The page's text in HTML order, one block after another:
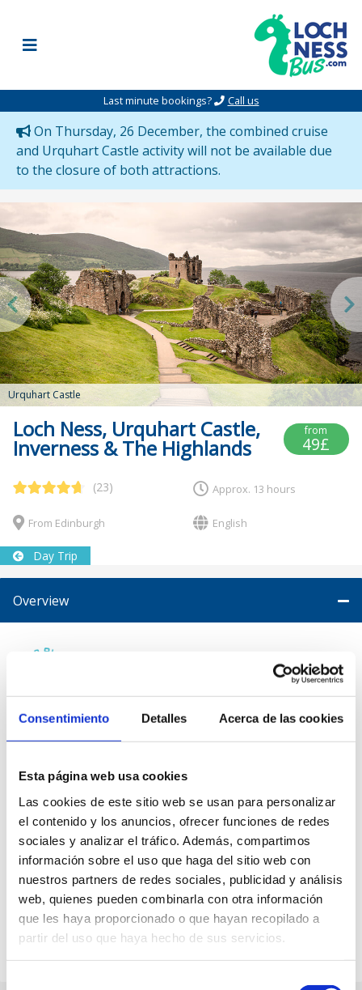
Consentimiento Detalles Acerca de las cookies
Esta página web usa cookies
Las cookies de este sitio web se usan para personalizar
el contenido y los anuncios, ofrecer funciones de redes
sociales y analizar el tráfico. Además, compartimos
información sobre el uso que haga del sitio web con
nuestros partners de redes sociales, publicidad y análisis
web, quienes pueden combinarla con otra información
que les haya proporcionado o que hayan recopilado a
partir del uso que haya hecho de sus servicios.
Last minute bookings? Call us
On Thursday, 26 December, the combined cruise
and Urquhart Castle activity will not be available due
to the closure of both attractions.
Urquhart Castle
Loch Ness, Urquhart Castle,
Inverness & The Highlands
from
49£
(23) Approx. 13 hours
From Edinburgh English
Day Trip
Overview
LOCH
LANDSCAPES
Travel to Inverness, discover Loch Ness and its
legendary monster and fall in love with the
picturesque ruins of Urquhart castle, one of
Scotland’s most iconic attractions.